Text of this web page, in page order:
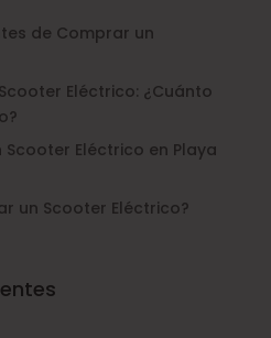
de Comprar un
Eléctrico: ¿Cuánto
Eléctrico en Playa
un Scooter Eléctrico?